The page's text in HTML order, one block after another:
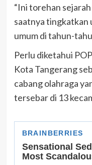
“Ini torehan
saatnya tingkatkan
umum di tahun-
Perlu diketahui
Kota Tangerang
cabang olahraga
tersebar di 13